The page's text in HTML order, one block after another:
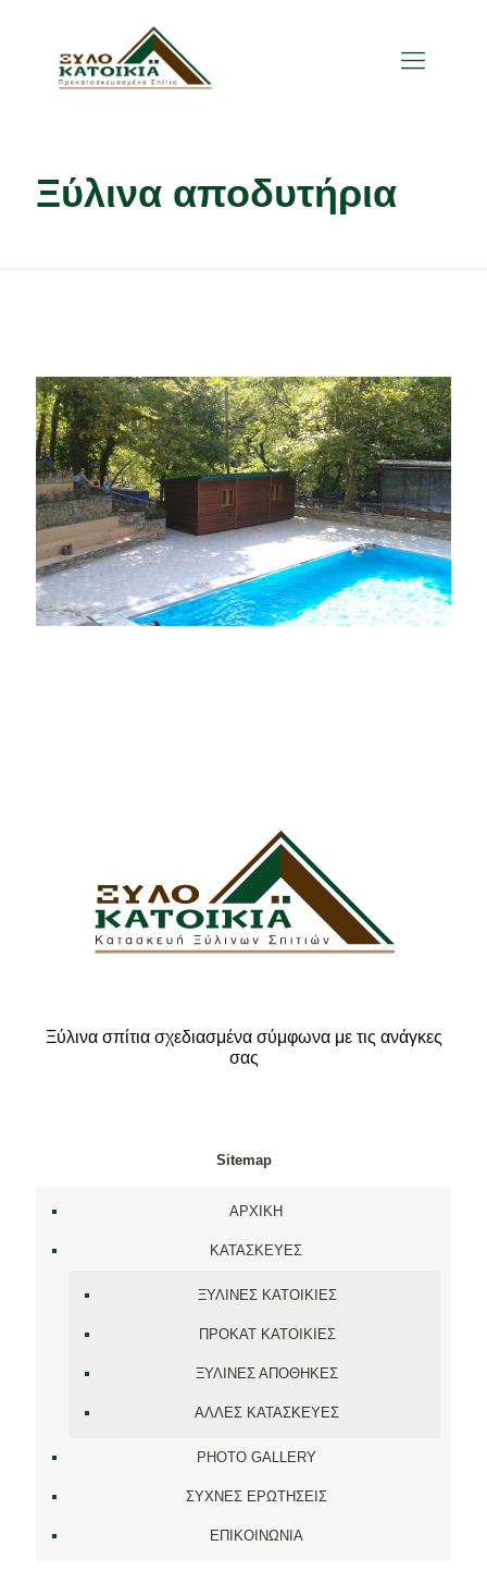
Ξύλινα αποδυτήρια
Ξύλινα σπίτια σχεδιασμένα σύμφωνα με τις ανάγκες
σας
Sitemap
ΑΡΧΙΚΗ
ΚΑΤΑΣΚΕΥΕΣ
ΞΥΛΙΝΕΣ ΚΑΤΟΙΚΙΕΣ
ΠΡΟΚΑΤ ΚΑΤΟΙΚΙΕΣ
ΞΥΛΙΝΕΣ ΑΠΟΘΗΚΕΣ
ΑΛΛΕΣ ΚΑΤΑΣΚΕΥΕΣ
PHOTO GALLERY
ΣΥΧΝΕΣ ΕΡΩΤΗΣΕΙΣ
ΕΠΙΚΟΙΝΩΝΙΑ